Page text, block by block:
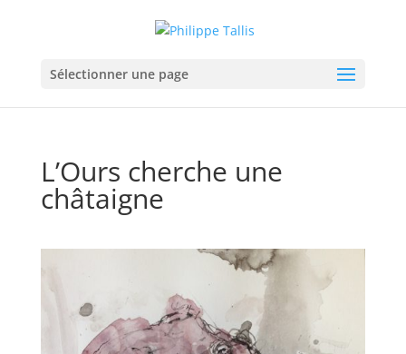
Sélectionner une page
L’Ours cherche une
châtaigne